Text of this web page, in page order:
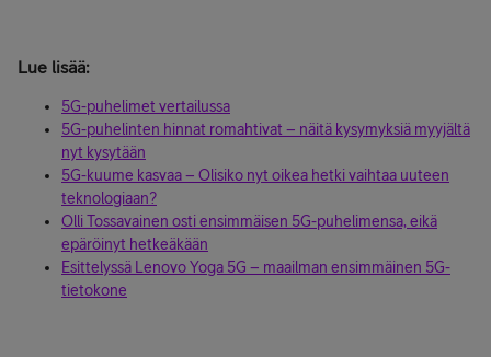
Lue lisää:
5G-puhelimet vertailussa
5G-puhelinten hinnat romahtivat – näitä kysymyksiä myyjältä
nyt kysytään
5G-kuume kasvaa – Olisiko nyt oikea hetki vaihtaa uuteen
teknologiaan?
Olli Tossavainen osti ensimmäisen 5G-puhelimensa, eikä
epäröinyt hetkeäkään
Esittelyssä Lenovo Yoga 5G – maailman ensimmäinen 5G-
tietokone